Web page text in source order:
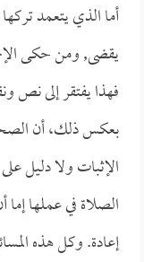
أما الذي يتعمد
يقضى, ومن حكى
فهذا يفتقر إلى نص
بعكس ذلك، أن
الإثبات ولا دليل
الصلاة في عملها إما
إعادة. وكل هذه